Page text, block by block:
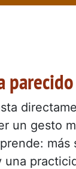
un gesto
más
una